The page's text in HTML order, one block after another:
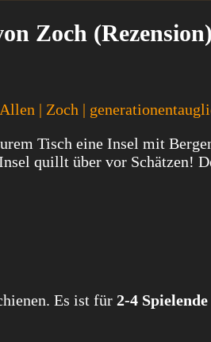
Zoch (Rezension)
| Zoch |
Tisch eine Insel mit
quillt über vor Schätzen!
Es ist für 2-4 Spielende